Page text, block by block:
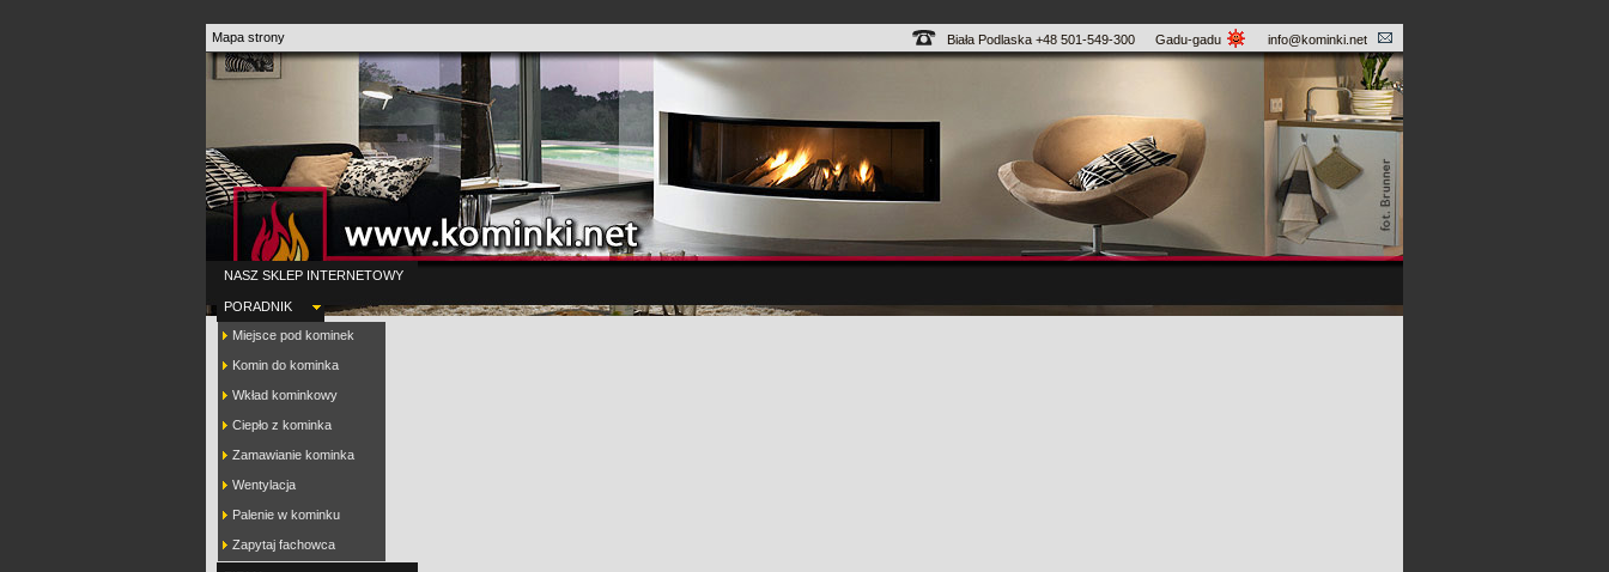
Mapa strony Biała Podlaska +48 501-549-300 Gadu-gadu info@kominki.net
NASZ SKLEP INTERNETOWY
PORADNIK
Miejsce pod kominek
Komin do kominka
Wkład kominkowy
Ciepło z kominka
Zamawianie kominka
Wentylacja
Palenie w kominku
Zapytaj fachowca